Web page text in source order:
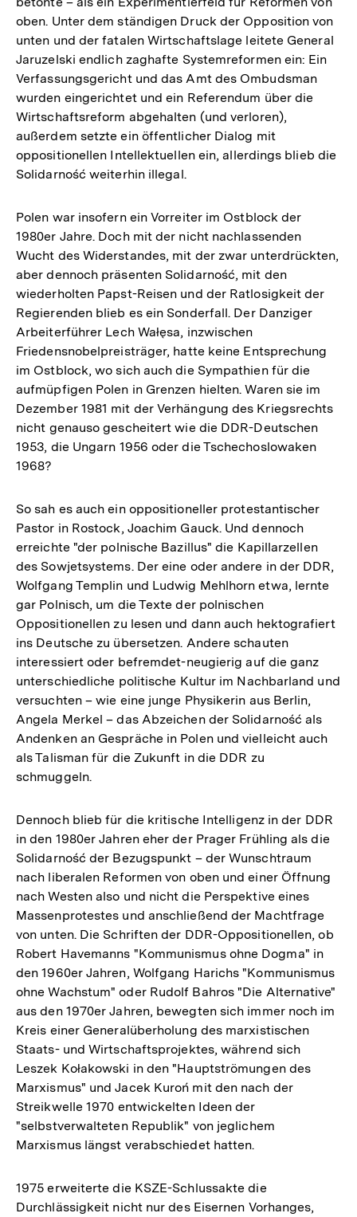
oben. Unter dem ständigen Druck der Opposition von
unten und der fatalen Wirtschaftslage leitete General
Jaruzelski endlich zaghafte Systemreformen ein: Ein
Verfassungsgericht und das Amt des Ombudsman
wurden eingerichtet und ein Referendum über die
Wirtschaftsreform abgehalten (und verloren),
außerdem setzte ein öffentlicher Dialog mit
oppositionellen Intellektuellen ein, allerdings blieb die
Solidarność weiterhin illegal.
Polen war insofern ein Vorreiter im Ostblock der
1980er Jahre. Doch mit der nicht nachlassenden
Wucht des Widerstandes, mit der zwar unterdrückten,
aber dennoch präsenten Solidarność, mit den
wiederholten Papst-Reisen und der Ratlosigkeit der
Regierenden blieb es ein Sonderfall. Der Danziger
Arbeiterführer Lech Wałęsa, inzwischen
Friedensnobelpreisträger, hatte keine Entsprechung
im Ostblock, wo sich auch die Sympathien für die
aufmüpfigen Polen in Grenzen hielten. Waren sie im
Dezember 1981 mit der Verhängung des Kriegsrechts
nicht genauso gescheitert wie die DDR-Deutschen
1953, die Ungarn 1956 oder die Tschechoslowaken
1968?
So sah es auch ein oppositioneller protestantischer
Pastor in Rostock, Joachim Gauck. Und dennoch
erreichte "der polnische Bazillus" die Kapillarzellen
des Sowjetsystems. Der eine oder andere in der DDR,
Wolfgang Templin und Ludwig Mehlhorn etwa, lernte
gar Polnisch, um die Texte der polnischen
Oppositionellen zu lesen und dann auch hektografiert
ins Deutsche zu übersetzen. Andere schauten
interessiert oder befremdet-neugierig auf die ganz
unterschiedliche politische Kultur im Nachbarland und
versuchten – wie eine junge Physikerin aus Berlin,
Angela Merkel – das Abzeichen der Solidarność als
Andenken an Gespräche in Polen und vielleicht auch
als Talisman für die Zukunft in die DDR zu
schmuggeln.
Dennoch blieb für die kritische Intelligenz in der DDR
in den 1980er Jahren eher der Prager Frühling als die
Solidarność der Bezugspunkt – der Wunschtraum
nach liberalen Reformen von oben und einer Öffnung
nach Westen also und nicht die Perspektive eines
Massenprotestes und anschließend der Machtfrage
von unten. Die Schriften der DDR-Oppositionellen, ob
Robert Havemanns "Kommunismus ohne Dogma" in
den 1960er Jahren, Wolfgang Harichs "Kommunismus
ohne Wachstum" oder Rudolf Bahros "Die Alternative"
aus den 1970er Jahren, bewegten sich immer noch im
Kreis einer Generalüberholung des marxistischen
Staats- und Wirtschaftsprojektes, während sich
Leszek Kołakowski in den "Hauptströmungen des
Marxismus" und Jacek Kuroń mit den nach der
Streikwelle 1970 entwickelten Ideen der
"selbstverwalteten Republik" von jeglichem
Marxismus längst verabschiedet hatten.
1975 erweiterte die KSZE-Schlussakte die
Durchlässigkeit nicht nur des Eisernen Vorhanges,